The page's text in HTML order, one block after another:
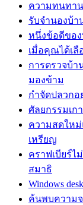
ความทนทา
รับจำนองบ้
หนึ่งข้อดีของ
เมื่อคุณได้เลื
การตรวจบ้
มองข้าม
กำจัดปลวก
ศัลยกรรมเก
ความสดให
เหรียญ
คราฟเบียร์ไ
สมาธิ
Windows
ค้นพบความ